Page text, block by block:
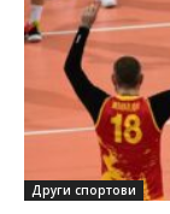
Други спортови